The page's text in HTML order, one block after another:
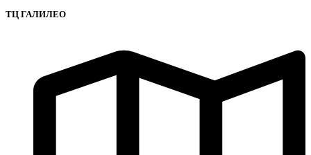
ТЦ ГАЛИЛЕО